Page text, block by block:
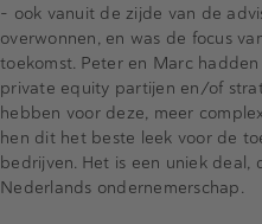
– ook vanuit de zijde van de
overwonnen, en was de focus
toekomst. Peter en Marc
private equity partijen en/of
hebben voor deze, meer
hen dit het beste leek voor de
bedrijven. Het is een uniek deal,
Nederlands ondernemerschap.